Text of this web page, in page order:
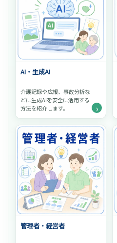
AI・生成AI
介護記録や広報、事故分析な
どに生成AIを安全に活用する
方法を紹介します。
›
管理者・経営者